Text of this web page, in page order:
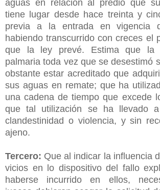
aguas en relación al predio que
tiene lugar desde hace treinta y
previa a la entrada en vigencia
habiendo transcurrido con creces el
que la ley prevé. Estima que la
palmaria toda vez que se desestimó
obstante estar acreditado que
sus aguas en remate; que ha
una cadena de tiempo que excede
que tal utilización se ha llevado
clandestinidad o violencia, y sin
ajeno.
Tercero: Que al indicar la influencia
vicios en lo dispositivo del fallo
haberse incurrido en ellos,